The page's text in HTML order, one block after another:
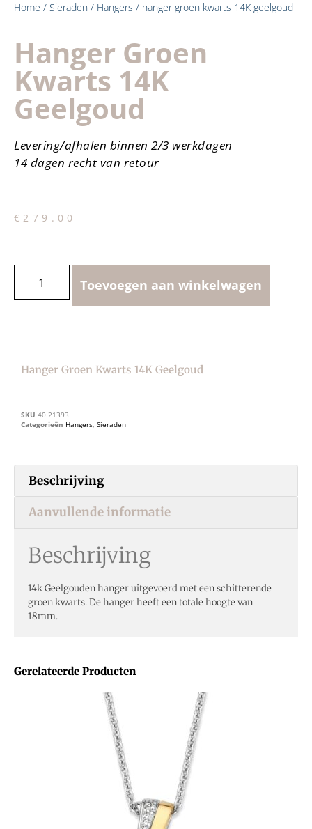
Home / Sieraden / Hangers / hanger groen kwarts 14K geelgoud
Hanger Groen
Kwarts 14K
Geelgoud
Levering/afhalen binnen 2/3 werkdagen
14 dagen recht van retour
€ 279.00
Toevoegen aan winkelwagen
Gerelateerde Producten
Hanger Groen Kwarts 14K Geelgoud
SKU 40.21393
Categorieën Hangers, Sieraden
Beschrijving
Aanvullende informatie
Beschrijving
14k Geelgouden hanger uitgevoerd met een schitterende
groen kwarts. De hanger heeft een totale hoogte van
18mm.